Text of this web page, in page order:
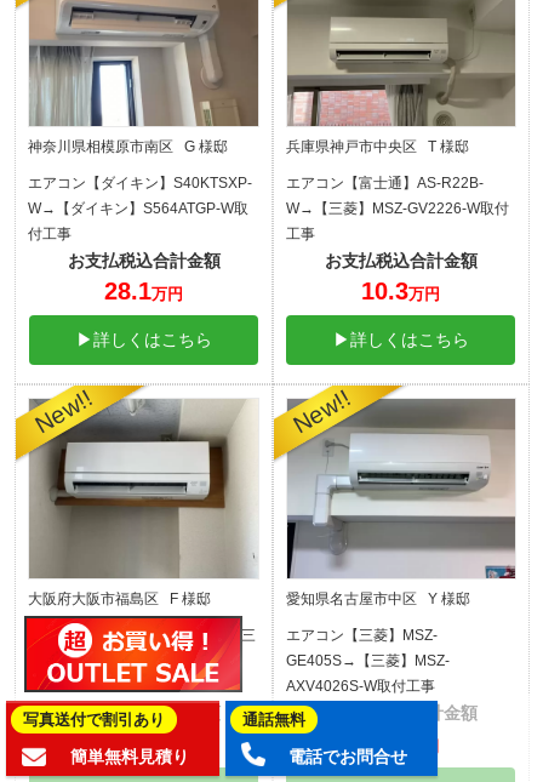
神奈川県相模原市南区 G 様邸
エアコン【ダイキン】S40KTSXP-
W→【ダイキン】S564ATGP-W取
付工事
お支払税込合計金額
28.1万円
▶詳しくはこちら
兵庫県神戸市中央区 T 様邸
エアコン【富士通】AS-R22B-
W→【三菱】MSZ-GV2226-W取付
工事
お支払税込合計金額
10.3万円
▶詳しくはこちら
大阪府大阪市福島区 F 様邸
エアコン【三菱】MSZ-J258→【三
菱】MSZ-GV2526-W取付工事
お支払税込合計金額
14.3万円
愛知県名古屋市中区 Y 様邸
エアコン【三菱】MSZ-
GE405S→【三菱】MSZ-
AXV4026S-W取付工事
お支払税込合計金額
19.4
写真送付で割引あり
簡単無料見積り
通話無料
電話でお問合せ